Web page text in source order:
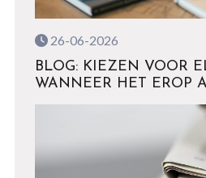
26-06-2026
BLOG: KIEZEN VOOR
WANNEER HET EROP